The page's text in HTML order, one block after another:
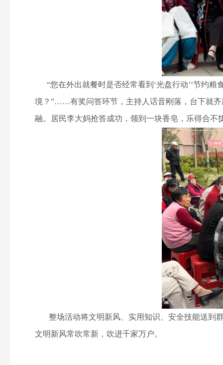
“您在外出就餐时是否经常看到‘光盘行动’‘节约粮
境？”……有奖问答环节，主持人话音刚落，台下就
融。居民李大妈抢答成功，领到一块香皂，乐得合不
整场活动将文明新风、实用知识、安全技能送到群
文明新风常吹常新，吹进千家万户。